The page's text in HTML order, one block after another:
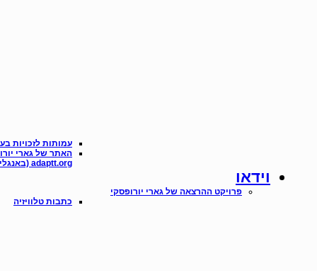
עמותות לזכויות
האתר של גארי
adaptt.org (באנגלית)
וידאו
פרויקט ההרצאה של גארי יורופסקי
כתבות טלוויזיה